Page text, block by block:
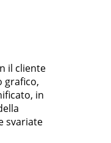
il cliente
grafico,
in
svariate